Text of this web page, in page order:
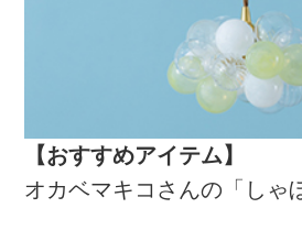
【おすすめアイテム】
オカベマキコさんの「しゃ